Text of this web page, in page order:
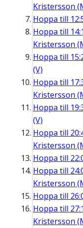
Kristersson
Hoppa till
Hoppa till
Kristersson
Hoppa till
(V)
Hoppa till
Kristersson
Hoppa till
(V)
Hoppa till
Kristersson
Hoppa till
Hoppa till
Kristersson
Hoppa till
Hoppa till
Kristersson